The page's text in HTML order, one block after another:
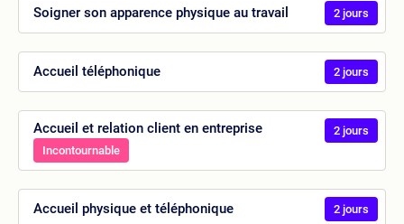
Soigner son apparence physique au travail 2 jours
Accueil téléphonique 2 jours
Accueil et relation client en entreprise
Incontournable
2 jours
Accueil physique et téléphonique 2 jours